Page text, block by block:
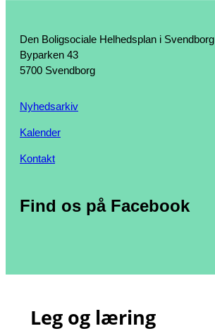
Den Boligsociale Helhedsplan i Svendborg
Byparken 43
5700 Svendborg
Nyhedsarkiv
Kalender
Kontakt
Find os på Facebook
Leg og læring